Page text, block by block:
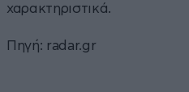
χαρακτηριστικά.
Πηγή: radar.gr